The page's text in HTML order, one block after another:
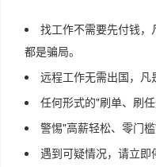
找工作不需要先付钱
都是骗局。
远程工作无需出国，凡
任何形式的"刷单、刷
警惕"高薪轻松、零门
遇到可疑情况，请立即